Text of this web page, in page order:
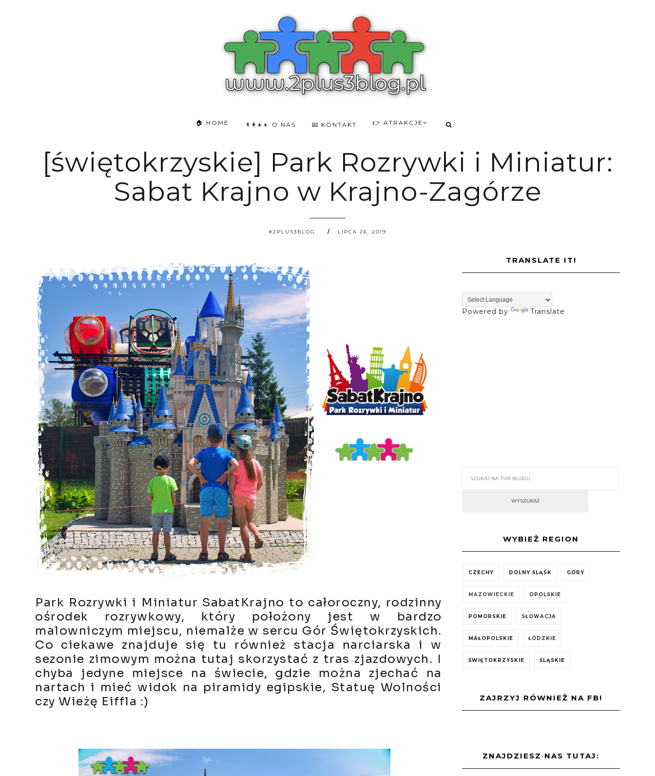
🏠 HOME 👨‍👩‍👧‍👦 O NAS 📧 KONTAKT 👉 ATRAKCJE
[świętokrzyskie] Park Rozrywki i Miniatur:
Sabat Krajno w Krajno-Zagórze
#2PLUS3BLOG LIPCA 26, 2019
Park Rozrywki i Miniatur SabatKrajno to całoroczny, rodzinny
ośrodek rozrywkowy, który położony jest w bardzo
malowniczym miejscu, niemalże w sercu Gór Świętokrzyskich.
Co ciekawe znajduje się tu również stacja narciarska i w
sezonie zimowym można tutaj skorzystać z tras zjazdowych. I
chyba jedyne miejsce na świecie, gdzie można zjechać na
nartach i mieć widok na piramidy egipskie, Statuę Wolności
czy Wieżę Eiffla :)
TRANSLATE IT!
Powered by Translate
WYBIEŻ REGION
CZECHY DOLNY ŚLĄSK GÓRY
MAZOWIECKIE OPOLSKIE
POMORSKIE SŁOWACJA
MAŁOPOLSKIE ŁÓDZKIE
ŚWIĘTOKRZYSKIE ŚLĄSKIE
ZAJRZYJ RÓWNIEŻ NA FB!
ZNAJDZIESZ NAS TUTAJ: